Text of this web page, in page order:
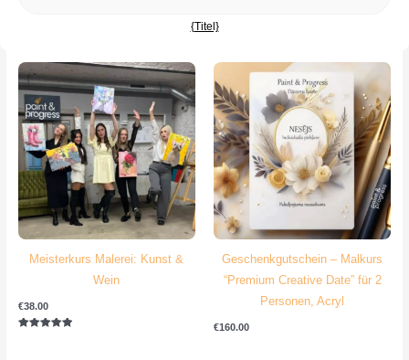
{Titel}
Meisterkurs Malerei: Kunst &
Wein
€38.00
Geschenkgutschein – Malkurs
“Premium Creative Date” für 2
Personen, Acryl
€160.00